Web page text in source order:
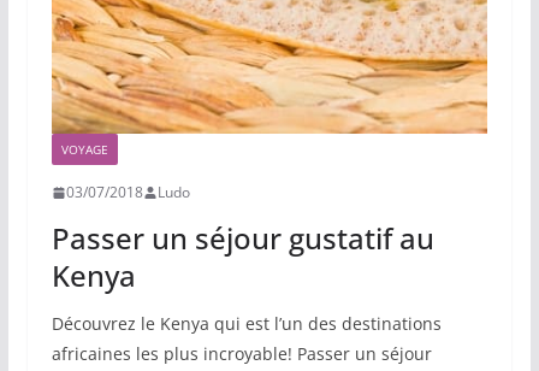
VOYAGE
03/07/2018 Ludo
Passer un séjour gustatif au
Kenya
Découvrez le Kenya qui est l’un des destinations
africaines les plus incroyable! Passer un séjour